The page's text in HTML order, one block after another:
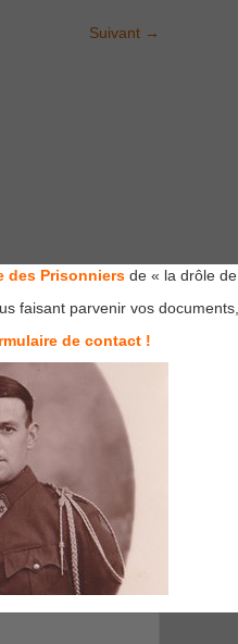
Suivant →
des Prisonniers de « la drôle de
faisant parvenir vos documents,
de contact !